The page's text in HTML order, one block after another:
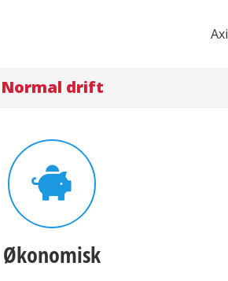
Normal drift
Økonomisk